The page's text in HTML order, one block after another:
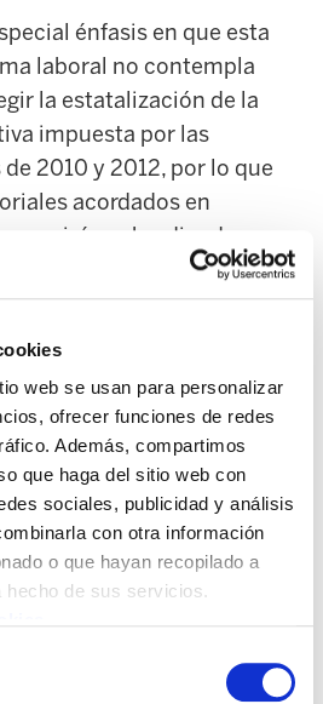
web se usan para personalizar
ofrecer funciones de redes
Además, compartimos
que haga del sitio web con
sociales, publicidad y análisis
con otra información
o que hayan recopilado a
hecho de sus servicios.
énfasis en que esta
laboral no contempla
la estatalización de la
impuesta por las
2010 y 2012, por lo que
acordados en
seguirán subordinados a
El marco estatal de
menos
que esta reforma
los territorios.
parece muy grave que la
laboral no modifique la
por la reforma laboral de
despidos. Tal y como
estos últimos años, la
trabajadores de forma